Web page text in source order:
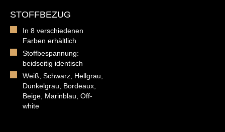
STOFFBEZUG
In 8 verschiedenen
Farben erhältlich
Stoffbespannung:
beidseitig identisch
Weiß, Schwarz, Hellgrau,
Dunkelgrau, Bordeaux,
Beige, Marinblau, Off-
white